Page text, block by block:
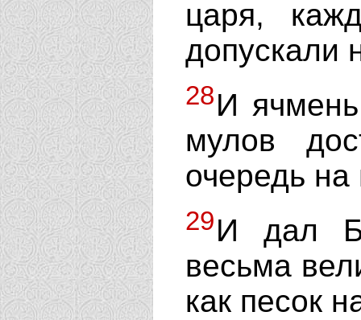
царя,
допускали
28И
мулов
очередь на
29И дал
весьма
как песок